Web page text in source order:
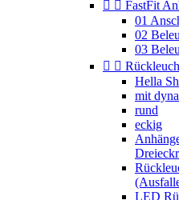
  FastFit
01
02
03
 
Hella
mit
rund
eckig
LED